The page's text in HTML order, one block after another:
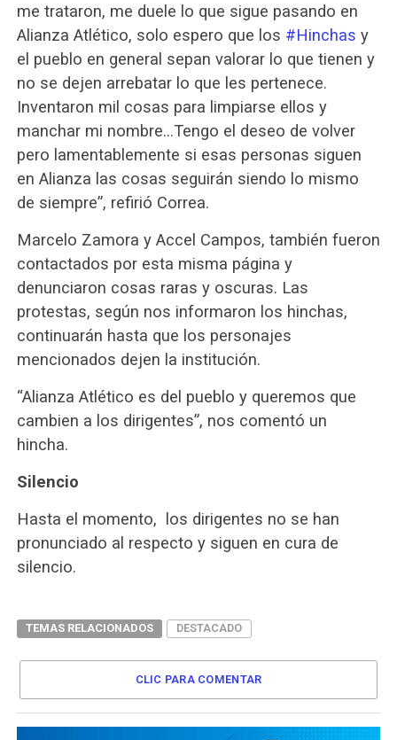
me trataron, me duele lo que sigue pasando en
Alianza Atlético, solo espero que los #Hinchas y
el pueblo en general sepan valorar lo que tienen y
no se dejen arrebatar lo que les pertenece.
Inventaron mil cosas para limpiarse ellos y
manchar mi nombre…Tengo el deseo de volver
pero lamentablemente si esas personas siguen
en Alianza las cosas seguirán siendo lo mismo
de siempre”, refirió Correa.
Marcelo Zamora y Accel Campos, también fueron
contactados por esta misma página y
denunciaron cosas raras y oscuras. Las
protestas, según nos informaron los hinchas,
continuarán hasta que los personajes
mencionados dejen la institución.
“Alianza Atlético es del pueblo y queremos que
cambien a los dirigentes”, nos comentó un
hincha.
Silencio
Hasta el momento, los dirigentes no se han
pronunciado al respecto y siguen en cura de
silencio.
TEMAS RELACIONADOS DESTACADO
CLIC PARA COMENTAR